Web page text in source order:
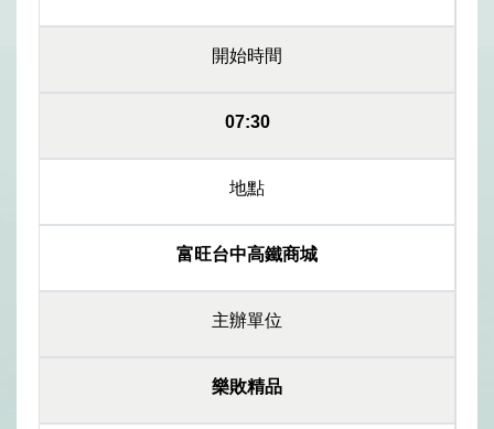
開始時間
07:30
地點
富旺台中高鐵商城
主辦單位
樂敗精品